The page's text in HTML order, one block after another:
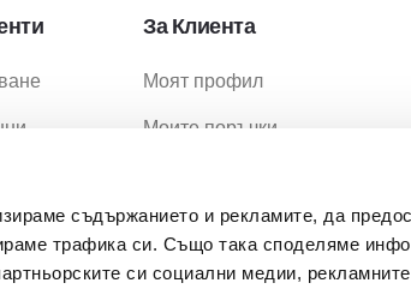
съдържанието и рекламите, да
трафика си. Също така споделяме
си социални медии,
За Клиента
Моят профил
Моите поръчки
Промоции
МОН Проекти